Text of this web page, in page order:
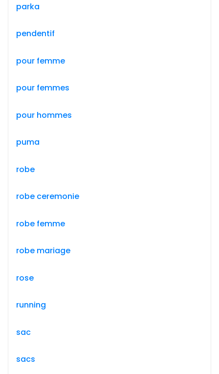
parka
pendentif
pour femme
pour femmes
pour hommes
puma
robe
robe ceremonie
robe femme
robe mariage
rose
running
sac
sacs